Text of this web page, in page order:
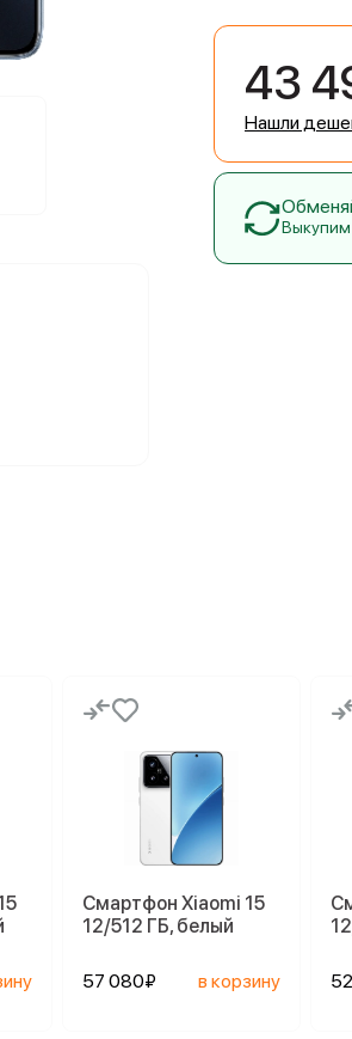
43
Нашли
Выкупим
Смартфон Xiaomi 15
12/512 ГБ, белый
57 080₽ в корзину